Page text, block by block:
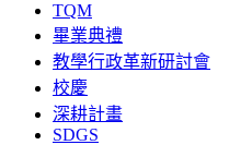
TQM
畢業典禮
教學行政革新研討會
校慶
深耕計畫
SDGS